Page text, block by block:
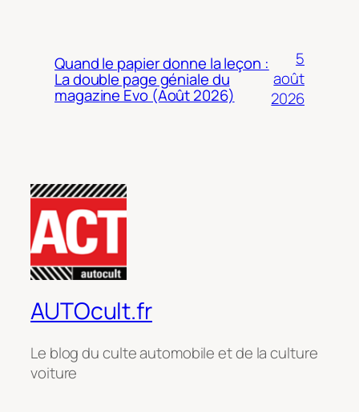
Quand le papier donne la leçon :
La double page géniale du
magazine Evo (Août 2026)
5
août
2026
AUTOcult.fr
Le blog du culte automobile et de la culture
voiture